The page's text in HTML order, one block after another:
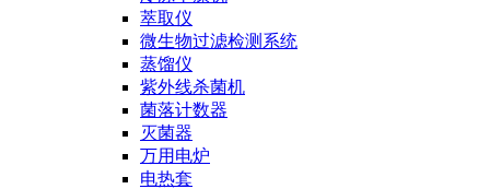
萃取仪
微生物过滤检测系统
蒸馏仪
紫外线杀菌机
菌落计数器
灭菌器
万用电炉
电热套